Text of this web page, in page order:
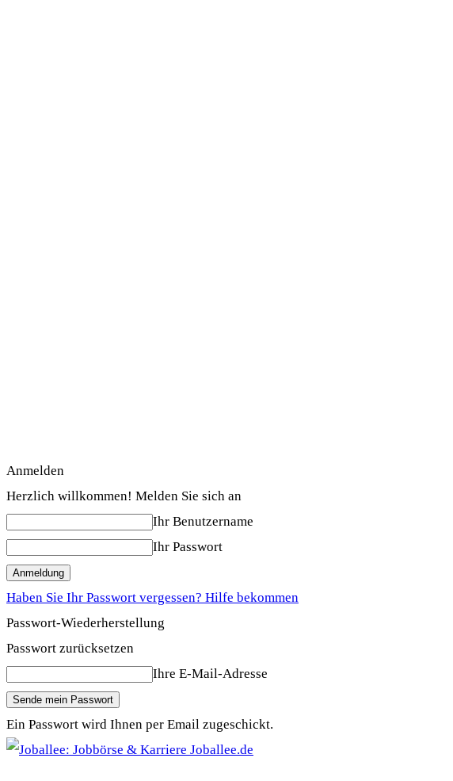
Anmelden
Herzlich willkommen! Melden Sie sich an
Ihr Benutzername
Ihr Passwort
Haben Sie Ihr Passwort vergessen? Hilfe bekommen
Passwort-Wiederherstellung
Passwort zurücksetzen
Ihre E-Mail-Adresse
Ein Passwort wird Ihnen per Email zugeschickt.
Joballee.de